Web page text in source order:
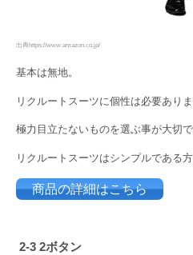
出典https://www.amazon.co.jp/
基本は無地。
リクルートスーツに個性は必要ありま
極力目立たないものを選ぶ事が大切で
リクルートスーツはシンプルである
商品の詳細はこちら
2-3 2ボタン